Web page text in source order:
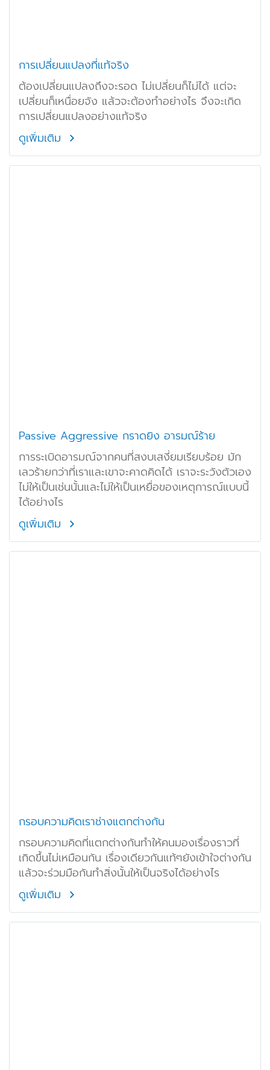
การเปลี่ยนแปลงที่แท้จริง
ต้องเปลี่ยนแปลงถึงจะรอด ไม่เปลี่ยนก็ไม่ได้ แต่จะ
เปลี่ยนก็เหนื่อยจัง แล้วจะต้องทำอย่างไร จึงจะเกิด
การเปลี่ยนแปลงอย่างแท้จริง
ดูเพิ่มเติม
Passive Aggressive กราดยิง อารมณ์ร้าย
การระเบิดอารมณ์จากคนที่สงบเสงี่ยมเรียบร้อย มัก
เลวร้ายกว่าที่เราและเขาจะคาดคิดได้ เราจะระวังตัวเอง
ไม่ให้เป็นเช่นนั้นและไม่ให้เป็นเหยื่อของเหตุการณ์แบบนี้
ได้อย่างไร
ดูเพิ่มเติม
กรอบความคิดเราช่างแตกต่างกัน
กรอบความคิดที่แตกต่างกันทำให้คนมองเรื่องราวที่
เกิดขึ้นไม่เหมือนกัน เรื่องเดียวกันแท้ๆยังเข้าใจต่างกัน
แล้วจะร่วมมือกันทำสิ่งนั้นให้เป็นจริงได้อย่างไร
ดูเพิ่มเติม